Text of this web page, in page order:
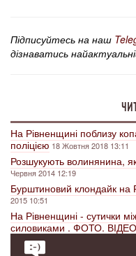
Підписуйтесь на наш
дізнаватись
На Рівненщині поблизу
поліцією 18 Жовтня 2018 13:11
Розшукують волинянина,
Червня 2014 12:19
Бурштиновий клондайк на
2015 10:51
На Рівненщині - сутички
силовиками . ФОТО. ВІДЕО